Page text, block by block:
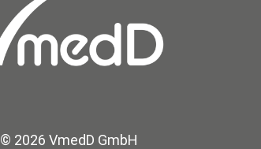
© 2026 VmedD GmbH